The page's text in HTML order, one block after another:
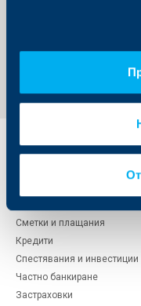
Обратно към
Индивидуални
Сметки и плащания
Кредити
Спестявания и инвестиции
Частно банкиране
Застраховки